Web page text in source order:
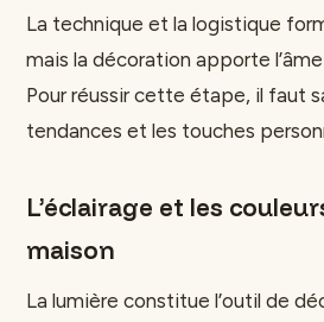
La technique et la logistique
mais la décoration apporte
Pour réussir cette étape, il faut
tendances et les touches
L’éclairage et les
maison
La lumière constitue l’outil de